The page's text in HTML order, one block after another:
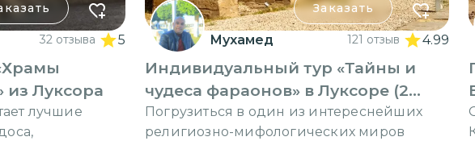
32 отзыва 5
Луксора
лучшие
Заказать
Мухамед 121 отзыв 4.99
Индивидуальный тур «Тайны и
чудеса фараонов» в Луксоре (2
дня)
Погрузиться в один из интереснейших
религиозно-мифологических миров